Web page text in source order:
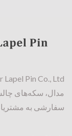
مدال، سکه‌های
سفارشی به